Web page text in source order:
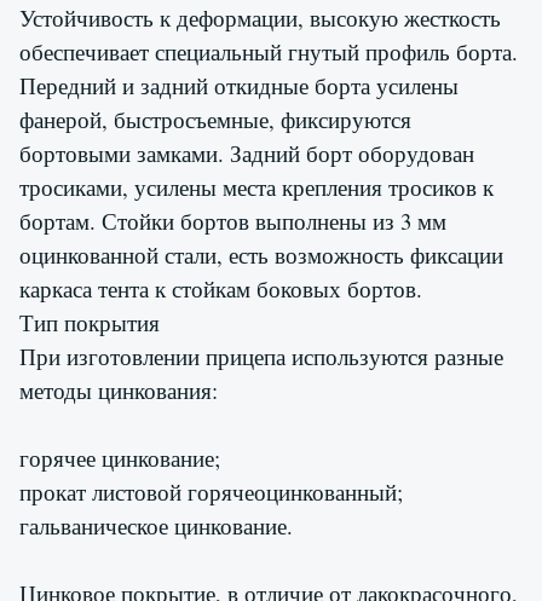
Устойчивость к деформации, высокую жесткость
обеспечивает специальный гнутый профиль борта.
Передний и задний откидные борта усилены
фанерой, быстросъемные, фиксируются
бортовыми замками. Задний борт оборудован
тросиками, усилены места крепления тросиков к
бортам. Стойки бортов выполнены из 3 мм
оцинкованной стали, есть возможность фиксации
каркаса тента к стойкам боковых бортов.
Тип покрытия
При изготовлении прицепа используются разные
методы цинкования:
горячее цинкование;
прокат листовой горячеоцинкованный;
гальваническое цинкование.
Цинковое покрытие, в отличие от лакокрасочного,